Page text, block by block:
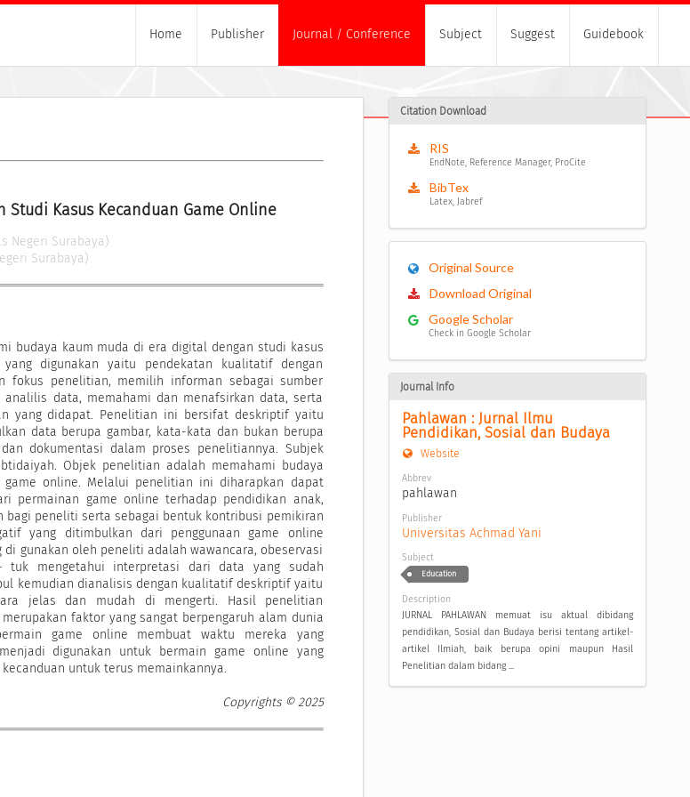
Home Publisher Journal / Conference Subject Suggest Guidebook
Kasus Kecanduan Game Online
Negeri Surabaya)
Surabaya)
budaya kaum muda di era digital dengan studi kasus
digunakan yaitu pendekatan kualitatif dengan
fokus penelitian, memilih informan sebagai sumber
data, memahami dan menafsirkan data, serta
yang didapat. Penelitian ini bersifat deskriptif yaitu
data berupa gambar, kata-kata dan bukan berupa
dokumentasi dalam proses penelitiannya. Subjek
Objek penelitian adalah memahami budaya
online. Melalui penelitian ini diharapkan dapat
permainan game online terhadap pendidikan anak,
bagi peneliti serta sebagai bentuk kontribusi pemikiran
yang ditimbulkan dari penggunaan game online
gunakan oleh peneliti adalah wawancara, obeservasi
tuk mengetahui interpretasi dari data yang sudah
kemudian dianalisis dengan kualitatif deskriptif yaitu
jelas dan mudah di mengerti. Hasil penelitian
faktor yang sangat berpengaruh alam dunia
game online membuat waktu mereka yang
digunakan untuk bermain game online yang
untuk terus memainkannya.
Copyrights © 2025
Citation Download
RIS
EndNote, Reference Manager, ProCite
BibTex
Latex, Jabref
Original Source
Download Original
Google Scholar
Check in Google Scholar
Journal Info
Pahlawan : Jurnal Ilmu
Pendidikan, Sosial dan Budaya
Website
Abbrev
pahlawan
Publisher
Universitas Achmad Yani
Subject
Education
Description
JURNAL PAHLAWAN memuat isu aktual dibidang
pendidikan, Sosial dan Budaya berisi tentang artikel-
artikel Ilmiah, baik berupa opini maupun Hasil
Penelitian dalam bidang ...